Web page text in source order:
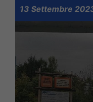
13 Settembre